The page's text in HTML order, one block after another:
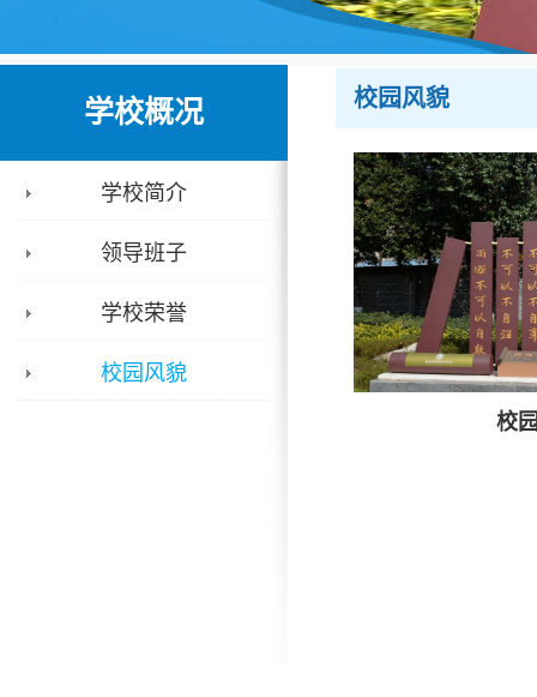
学校概况
学校简介
领导班子
学校荣誉
校园风貌
校园风貌
校